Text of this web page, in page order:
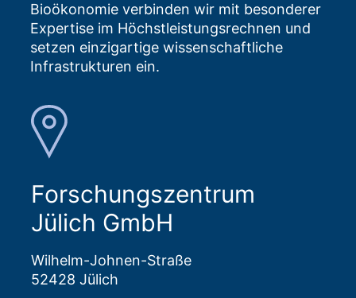
Bioökonomie verbinden wir mit besonderer
Expertise im Höchstleistungsrechnen und
setzen einzigartige wissenschaftliche
Infrastrukturen ein.
Forschungszentrum
Jülich GmbH
Wilhelm-Johnen-Straße
52428 Jülich